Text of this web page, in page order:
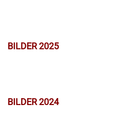
BILDER 2025
BILDER 2024